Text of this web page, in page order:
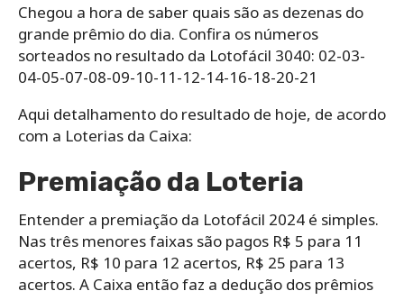
Chegou a hora de saber quais são as dezenas do
grande prêmio do dia. Confira os números
sorteados no resultado da Lotofácil 3040: 02-03-
04-05-07-08-09-10-11-12-14-16-18-20-21
Aqui detalhamento do resultado de hoje, de acordo
com a Loterias da Caixa:
Premiação da Loteria
Entender a premiação da Lotofácil 2024 é simples.
Nas três menores faixas são pagos R$ 5 para 11
acertos, R$ 10 para 12 acertos, R$ 25 para 13
acertos. A Caixa então faz a dedução dos prêmios